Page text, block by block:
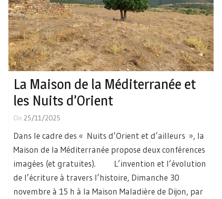
La Maison de la Méditerranée et
les Nuits d’Orient
On 25/11/2025
Dans le cadre des « Nuits d’Orient et d’ailleurs », la
Maison de la Méditerranée propose deux conférences
imagées (et gratuites). L’invention et l’évolution
de l’écriture à travers l’histoire, Dimanche 30
novembre à 15 h à la Maison Maladière de Dijon, par